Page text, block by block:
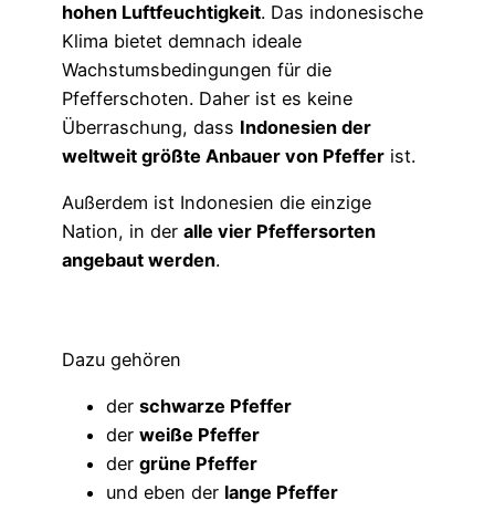
hohen Luftfeuchtigkeit. Das indonesische
Klima bietet demnach ideale
Wachstumsbedingungen für die
Pfefferschoten. Daher ist es keine
Überraschung, dass Indonesien der
weltweit größte Anbauer von Pfeffer ist.
Außerdem ist Indonesien die einzige
Nation, in der alle vier Pfeffersorten
angebaut werden.
Dazu gehören
der schwarze Pfeffer
der weiße Pfeffer
der grüne Pfeffer
und eben der lange Pfeffer